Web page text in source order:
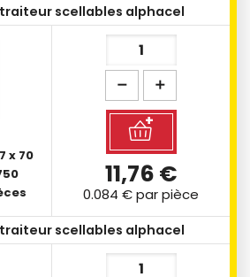
x 70
scellables alphacel
11,76 €
0.084 €par pièce
scellables alphacel